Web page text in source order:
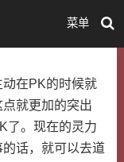
菜单
在PK的时候就
就更加的突出
了。现在的灵力
话，就可以去道